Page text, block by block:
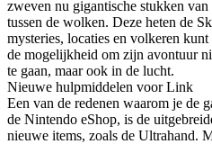
zweven nu gigantische stukken
tussen de wolken. Deze heten de
mysteries, locaties en volkeren
de mogelijkheid om zijn avontuur
te gaan, maar ook in de lucht.
Nieuwe hulpmiddelen voor Link
Een van de redenen waarom je de
de Nintendo eShop, is de
nieuwe items, zoals de Ultrahand.